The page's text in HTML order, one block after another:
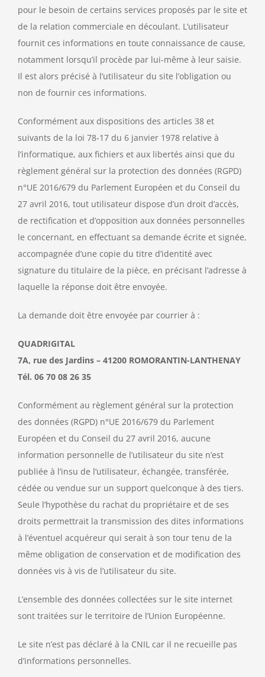
pour le besoin de certains services proposés par le site et
de la relation commerciale en découlant. L’utilisateur
fournit ces informations en toute connaissance de cause,
notamment lorsqu’il procède par lui-même à leur saisie.
Il est alors précisé à l’utilisateur du site l’obligation ou
non de fournir ces informations.
Conformément aux dispositions des articles 38 et
suivants de la loi 78-17 du 6 janvier 1978 relative à
l’informatique, aux fichiers et aux libertés ainsi que du
règlement général sur la protection des données (RGPD)
n°UE 2016/679 du Parlement Européen et du Conseil du
27 avril 2016, tout utilisateur dispose d’un droit d’accès,
de rectification et d’opposition aux données personnelles
le concernant, en effectuant sa demande écrite et signée,
accompagnée d’une copie du titre d’identité avec
signature du titulaire de la pièce, en précisant l’adresse à
laquelle la réponse doit être envoyée.
La demande doit être envoyée par courrier à :
QUADRIGITAL
7A, rue des Jardins – 41200 ROMORANTIN-LANTHENAY
Tél. 06 70 08 26 35
Conformément au règlement général sur la protection
des données (RGPD) n°UE 2016/679 du Parlement
Européen et du Conseil du 27 avril 2016, aucune
information personnelle de l’utilisateur du site n’est
publiée à l’insu de l’utilisateur, échangée, transférée,
cédée ou vendue sur un support quelconque à des tiers.
Seule l’hypothèse du rachat du propriétaire et de ses
droits permettrait la transmission des dites informations
à l’éventuel acquéreur qui serait à son tour tenu de la
même obligation de conservation et de modification des
données vis à vis de l’utilisateur du site.
L’ensemble des données collectées sur le site internet
sont traitées sur le territoire de l’Union Européenne.
Le site n’est pas déclaré à la CNIL car il ne recueille pas
d’informations personnelles.